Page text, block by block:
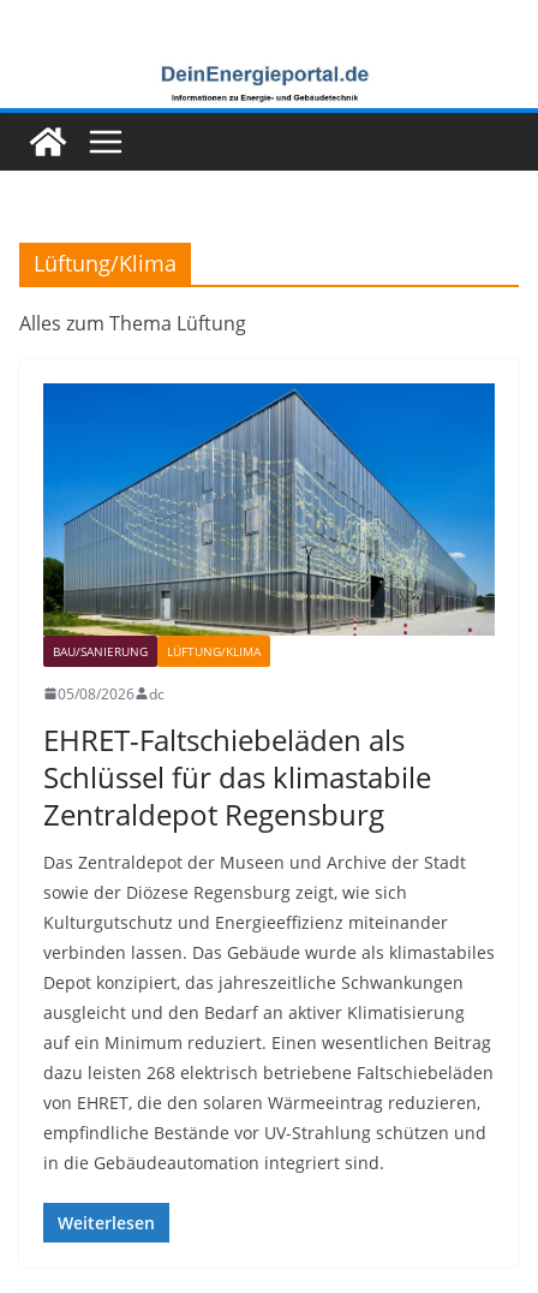
Lüftung/Klima
Alles zum Thema Lüftung
BAU/SANIERUNG LÜFTUNG/KLIMA
05/08/2026 dc
EHRET-Faltschiebeläden als
Schlüssel für das klimastabile
Zentraldepot Regensburg
Das Zentraldepot der Museen und Archive der Stadt
sowie der Diözese Regensburg zeigt, wie sich
Kulturgutschutz und Energieeffizienz miteinander
verbinden lassen. Das Gebäude wurde als klimastabiles
Depot konzipiert, das jahreszeitliche Schwankungen
ausgleicht und den Bedarf an aktiver Klimatisierung
auf ein Minimum reduziert. Einen wesentlichen Beitrag
dazu leisten 268 elektrisch betriebene Faltschiebeläden
von EHRET, die den solaren Wärmeeintrag reduzieren,
empfindliche Bestände vor UV-Strahlung schützen und
in die Gebäudeautomation integriert sind.
Weiterlesen